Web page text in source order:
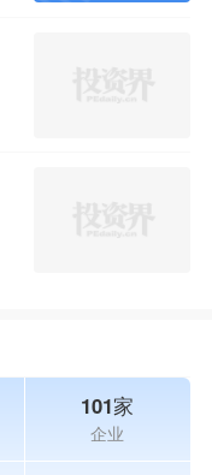
101家
企业